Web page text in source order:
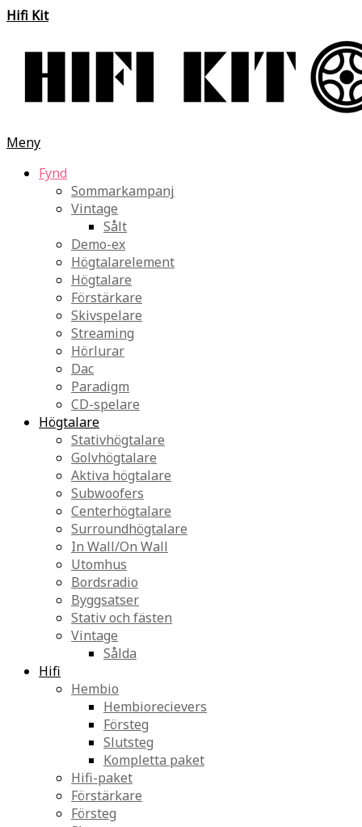
Hifi Kit
Meny
Fynd
Sommarkampanj
Vintage
Sålt
Demo-ex
Högtalarelement
Högtalare
Förstärkare
Skivspelare
Streaming
Hörlurar
Dac
Paradigm
CD-spelare
Högtalare
Stativhögtalare
Golvhögtalare
Aktiva högtalare
Subwoofers
Centerhögtalare
Surroundhögtalare
In Wall/On Wall
Utomhus
Bordsradio
Byggsatser
Stativ och fästen
Vintage
Sålda
Hifi
Hembio
Hembiorecievers
Försteg
Slutsteg
Kompletta paket
Hifi-paket
Förstärkare
Försteg